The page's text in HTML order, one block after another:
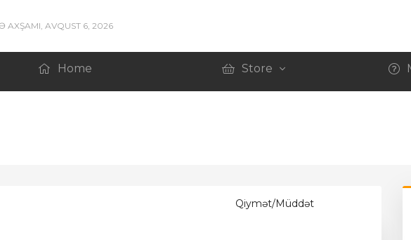
AXŞAMI, AVQUST 6, 2026
Home Store
Qiymət/Müddət